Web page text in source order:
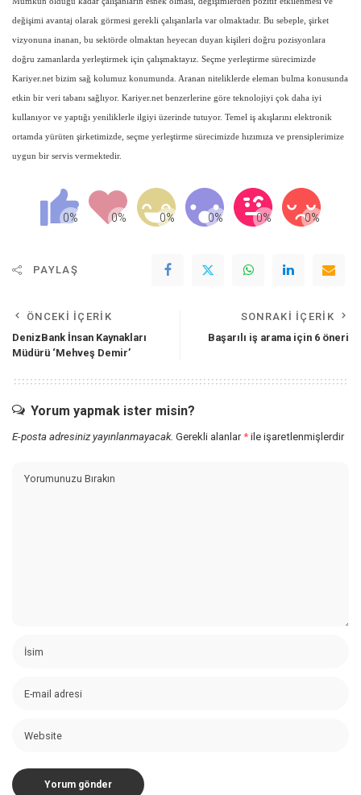
değişimi avantaj olarak görmesi gerekli çalışanlarla var olmaktadır. Bu sebeple, şirket
vizyonuna inanan, bu sektörde olmaktan heyecan duyan kişileri doğru pozisyonlara
doğru zamanlarda yerleştirmek için çalışmaktayız. Seçme yerleştirme sürecimizde
Kariyer.net bizim sağ kolumuz konumunda. Aranan niteliklerde eleman bulma konusunda
etkin bir veri tabanı sağlıyor. Kariyer.net benzerlerine göre teknolojiyi çok daha iyi
kullanıyor ve yaptığı yeniliklerle ilgiyi üzerinde tutuyor. Temel iş akışlarını elektronik
ortamda yürüten şirketimizde, seçme yerleştirme sürecimizde hızımıza ve prensiplerimize
uygun bir servis vermektedir.
PAYLAŞ
ÖNCEKI İÇERIK
DenizBank İnsan Kaynakları
Müdürü ‘Mehveş Demir’
SONRAKI İÇERIK
Başarılı iş arama için 6 öneri
Yorum yapmak ister misin?
E-posta adresiniz yayınlanmayacak. Gerekli alanlar* ile işaretlenmişlerdir